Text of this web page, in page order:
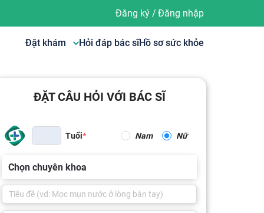
Đăng ký/ Đăng nhập
Đặt khám Hỏi đáp bác sĩHồ sơ sức khỏe
ĐẶT CÂU HỎI VỚI BÁC SĨ
Tuổi Nam Nữ
Chọn chuyên khoa